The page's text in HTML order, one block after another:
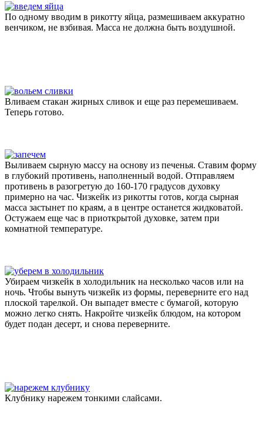
По одному вводим в рикотту яйца, размешиваем аккуратно
венчиком, не взбивая. Масса не должна быть воздушной.
Вливаем стакан жирных сливок и еще раз перемешиваем.
Теперь готово.
Выливаем сырную массу на основу из печенья. Ставим форму
в глубокий противень, наполненный водой. Отправляем
противень в разогретую до 160-170 градусов духовку
примерно на час. Чизкейк из рикотты готов, когда сырная
масса застынет по краям, а в центре останется жидковатой.
Остужаем еще час в приоткрытой духовке, затем при
комнатной температуре.
Убираем чизкейк в холодильник на несколько часов или на
ночь. Чтобы вынуть чизкейк из формы, переверните его над
плоской тарелкой. Он выпадет вместе с бумагой, которую
можно легко снять. Накройте чизкейк блюдом, на котором
будет подан десерт, и снова переверните.
Клубнику нарежем тонкими слайсами.